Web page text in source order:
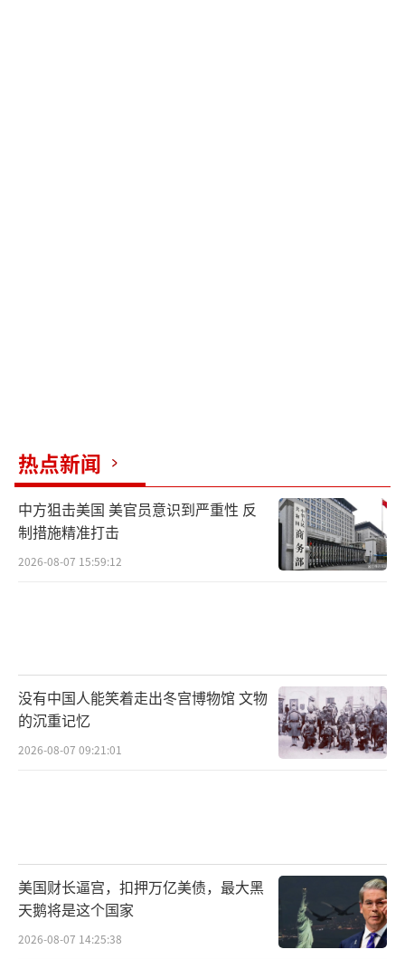
热点新闻
中方狙击美国 美官员意识到严重性 反
制措施精准打击
2026-08-07 15:59:12
没有中国人能笑着走出冬宫博物馆 文物
的沉重记忆
2026-08-07 09:21:01
美国财长逼宫，扣押万亿美债，最大黑
天鹅将是这个国家
2026-08-07 14:25:38